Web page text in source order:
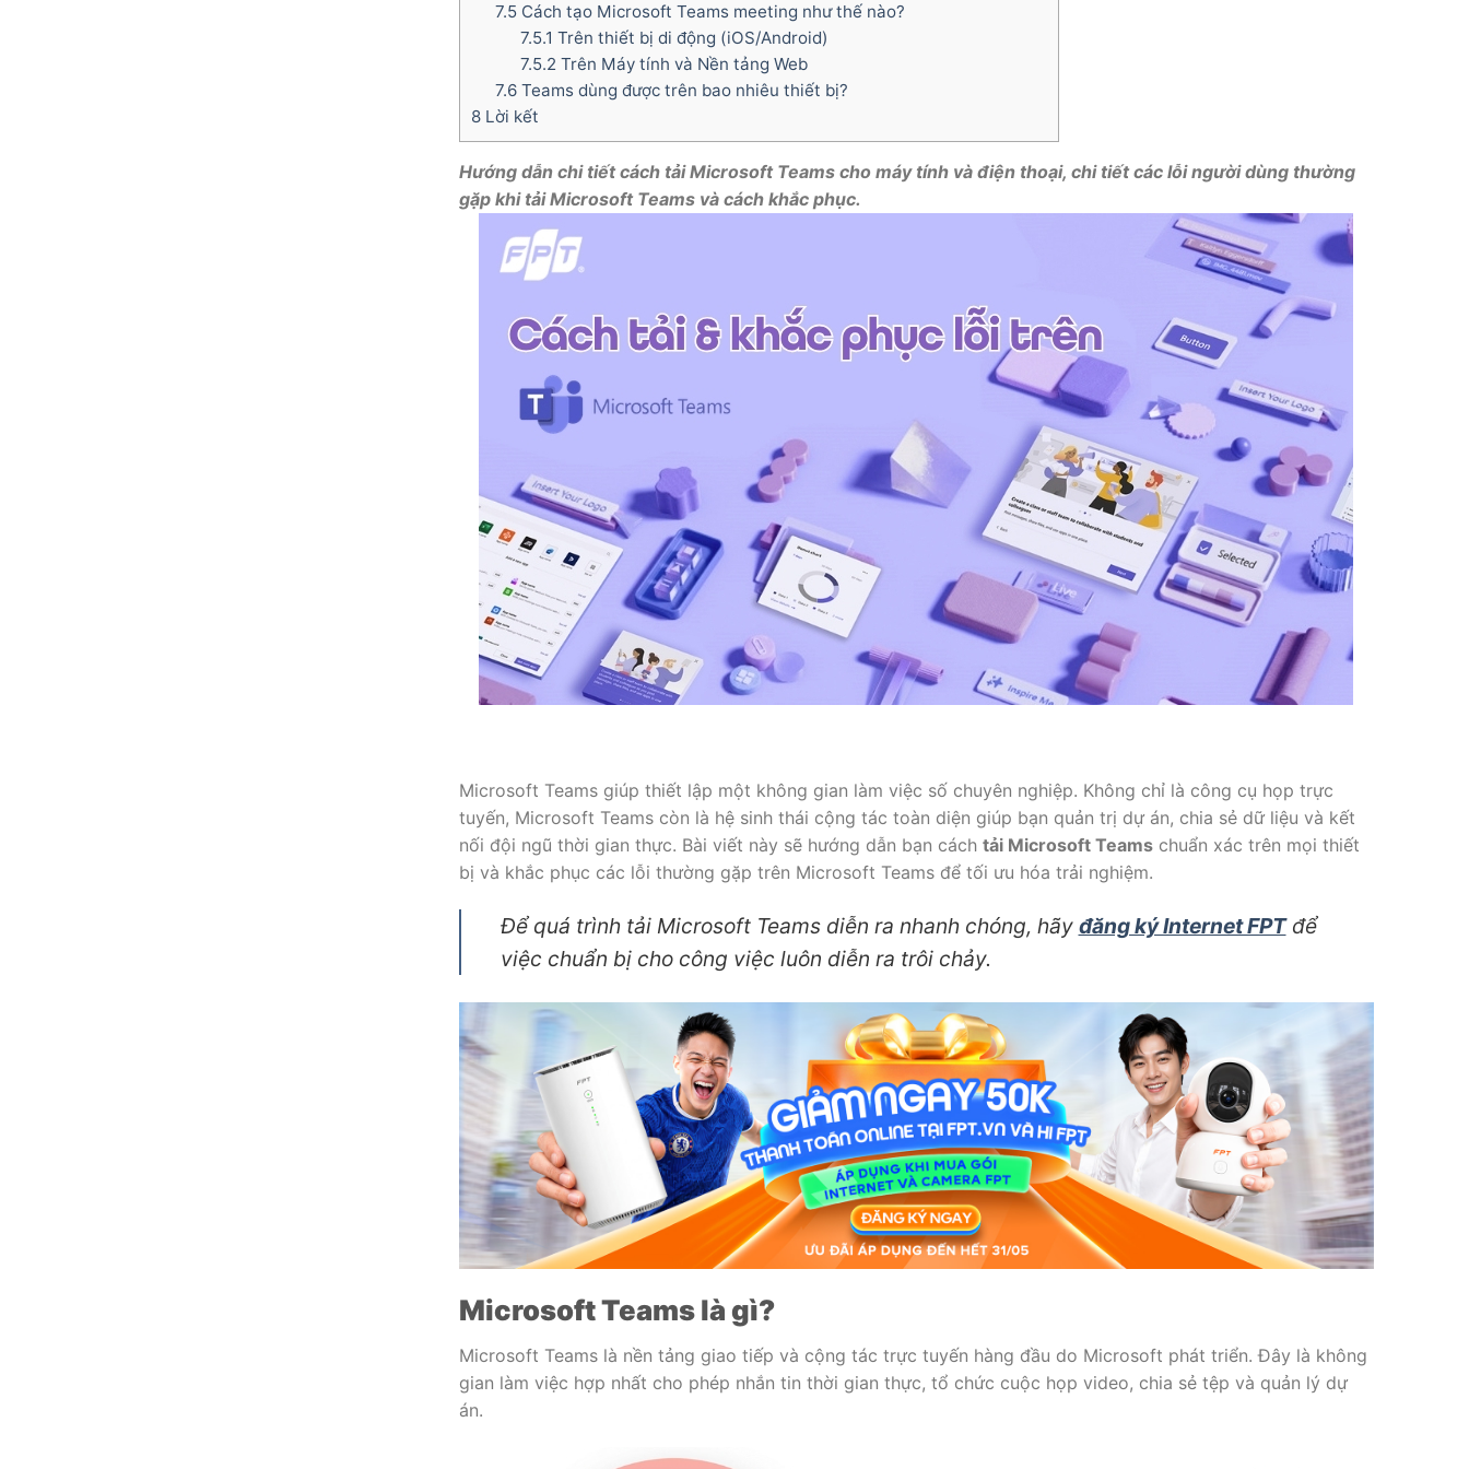
7.5 Cách tạo Microsoft Teams meeting như thế nào?
7.5.1 Trên thiết bị di động (iOS/Android)
7.5.2 Trên Máy tính và Nền tảng Web
7.6 Teams dùng được trên bao nhiêu thiết bị?
8Lời kết
Hướng dẫn chi tiết cách tải Microsoft Teams cho máy tính và điện thoại, chi tiết các lỗi người dùng thường
gặp khi tải Microsoft Teams và cách khắc phục.
Microsoft Teams giúp thiết lập một không gian làm việc số chuyên nghiệp. Không chỉ là công cụ họp trực
tuyến, Microsoft Teams còn là hệ sinh thái cộng tác toàn diện giúp bạn quản trị dự án, chia sẻ dữ liệu và kết
nối đội ngũ thời gian thực. Bài viết này sẽ hướng dẫn bạn cách tải Microsoft Teamschuẩn xác trên mọi thiết
bị và khắc phục các lỗi thường gặp trên Microsoft Teams để tối ưu hóa trải nghiệm.
Để quá trình tải Microsoft Teams diễn ra nhanh chóng, hãy đăng ký Internet FPTđể
việc chuẩn bị cho công việc luôn diễn ra trôi chảy.
Microsoft Teams là gì?
Microsoft Teams là nền tảng giao tiếp và cộng tác trực tuyến hàng đầu do Microsoft phát triển. Đây là không
gian làm việc hợp nhất cho phép nhắn tin thời gian thực, tổ chức cuộc họp video, chia sẻ tệp và quản lý dự
án.